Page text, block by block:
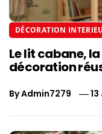
DÉCORATION
Le lit cabane,
décoration
ByAdmin7279